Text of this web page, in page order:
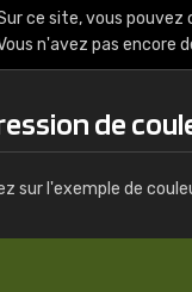
ce site, vous pouvez
n'avez pas encore
de
sur l'exemple de